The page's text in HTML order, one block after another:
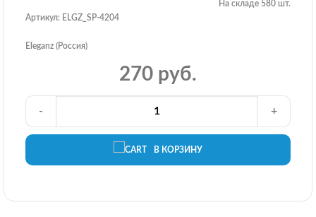
На складе 580 шт.
Артикул: ELGZ_SP-4204
Eleganz (Россия)
270 руб.
В КОРЗИНУ
- +